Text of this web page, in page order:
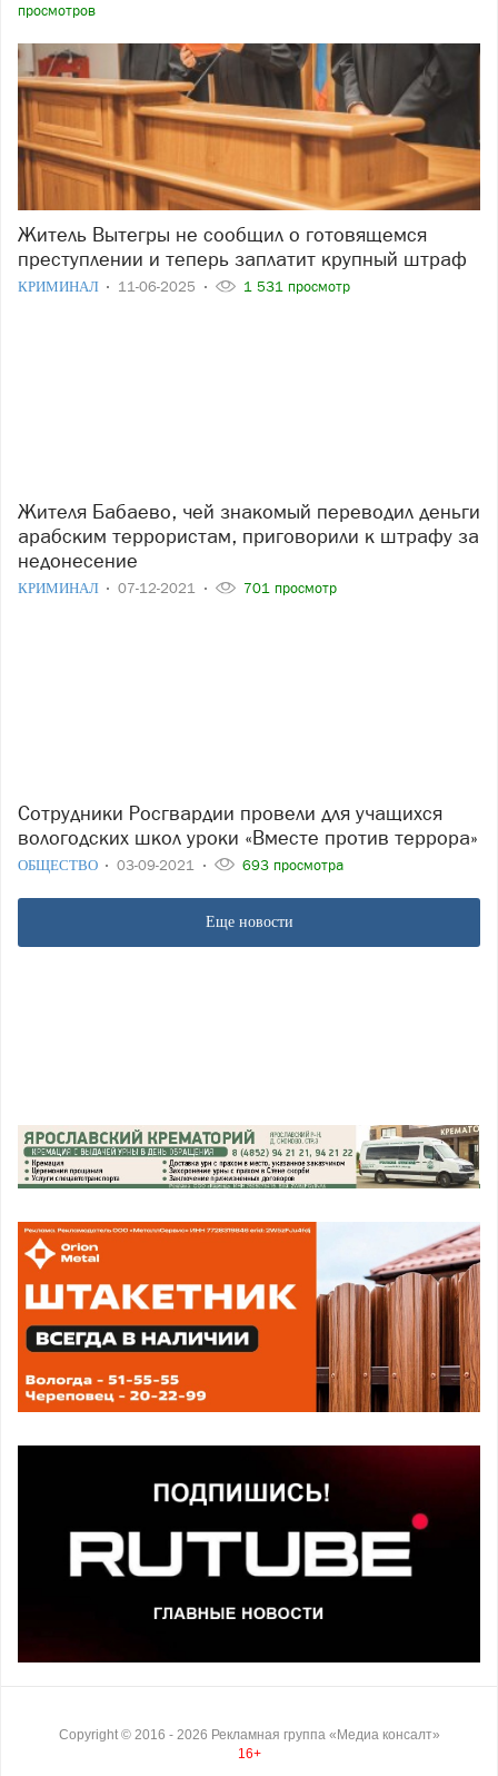
просмотров
Житель Вытегры не сообщил о готовящемся
преступлении и теперь заплатит крупный штраф
КРИМИНАЛ 11-06-2025 1 531 просмотр
Жителя Бабаево, чей знакомый переводил деньги
арабским террористам, приговорили к штрафу за
недонесение
КРИМИНАЛ 07-12-2021 701 просмотр
Сотрудники Росгвардии провели для учащихся
вологодских школ уроки «Вместе против террора»
ОБЩЕСТВО 03-09-2021 693 просмотра
Еще новости
Copyright © 2016 - 2026 Рекламная группа «Медиа консалт»
16+